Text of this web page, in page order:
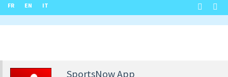
FR EN IT
SportsNow App